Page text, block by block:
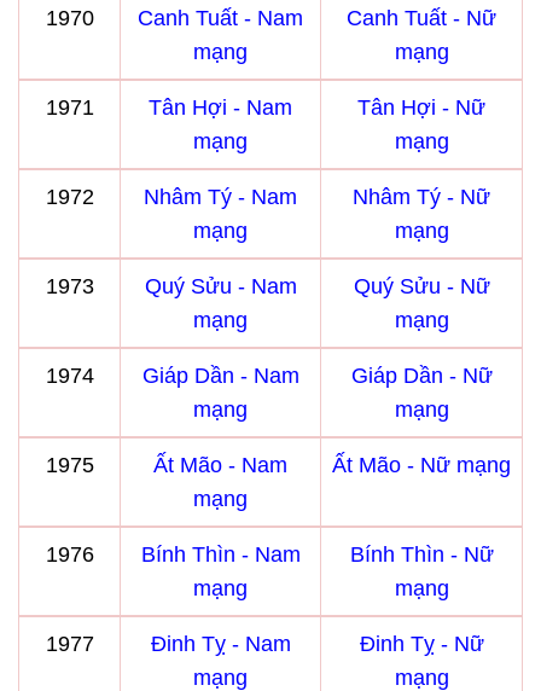
1970
Canh Tuất - Nam
mạng
Canh Tuất - Nữ
mạng
1971
Tân Hợi - Nam
mạng
Tân Hợi - Nữ
mạng
1972
Nhâm Tý - Nam
mạng
Nhâm Tý - Nữ
mạng
1973
Quý Sửu - Nam
mạng
Quý Sửu - Nữ
mạng
1974
Giáp Dần - Nam
mạng
Giáp Dần - Nữ
mạng
1975
Ất Mão - Nam
mạng
Ất Mão - Nữ mạng
1976
Bính Thìn - Nam
mạng
Bính Thìn - Nữ
mạng
1977
Đinh Tỵ - Nam
mạng
Đinh Tỵ - Nữ
mạng